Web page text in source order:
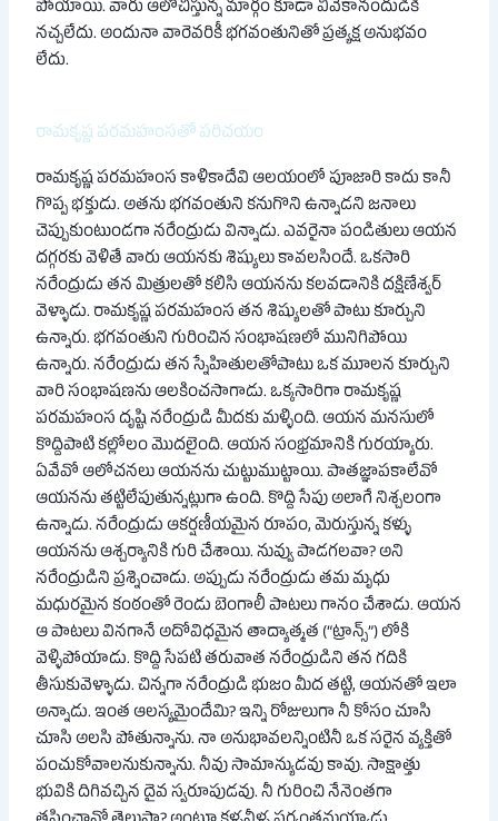
పోయాయి. వారు ఆలోచిస్తున్న మార్గం కూడా వివేకానందుడికి
నచ్చలేదు. అందునా వారెవరికీ భగవంతునితో ప్రత్యక్ష అనుభవం
లేదు.
రామకృష్ణ పరమహంసతో పరిచయం
రామకృష్ణ పరమహంస కాళికాదేవి ఆలయంలో పూజారి కాదు కానీ
గొప్ప భక్తుడు. అతను భగవంతుని కనుగొని ఉన్నాడని జనాలు
చెప్పుకుంటుండగా నరేంద్రుడు విన్నాడు. ఎవరైనా పండితులు ఆయన
దగ్గరకు వెళితే వారు ఆయనకు శిష్యులు కావలసిందే. ఒకసారి
నరేంద్రుడు తన మిత్రులతో కలిసి ఆయనను కలవడానికి దక్షిణేశ్వర్
వెళ్ళాడు. రామకృష్ణ పరమహంస తన శిష్యులతో పాటు కూర్చుని
ఉన్నారు. భగవంతుని గురించిన సంభాషణలో మునిగిపోయి
ఉన్నారు. నరేంద్రుడు తన స్నేహితులతోపాటు ఒక మూలన కూర్చుని
వారి సంభాషణను ఆలకించసాగాడు. ఒక్కసారిగా రామకృష్ణ
పరమహంస దృష్టి నరేంద్రుడి మీదకు మళ్ళింది. ఆయన మనసులో
కొద్దిపాటి కల్లోలం మొదలైంది. ఆయన సంభ్రమానికి గురయ్యారు.
ఏవేవో ఆలోచనలు ఆయనను చుట్టుముట్టాయి. పాతజ్ఞాపకాలేవో
ఆయనను తట్టిలేపుతున్నట్లుగా ఉంది. కొద్ది సేపు అలాగే నిశ్చలంగా
ఉన్నాడు. నరేంద్రుడు ఆకర్షణీయమైన రూపం, మెరుస్తున్న కళ్ళు
ఆయనను ఆశ్చర్యానికి గురి చేశాయి. నువ్వు పాడగలవా? అని
నరేంద్రుడిని ప్రశ్నించాడు. అప్పుడు నరేంద్రుడు తమ మృధు
మధురమైన కంఠంతో రెండు బెంగాలీ పాటలు గానం చేశాడు. ఆయన
ఆ పాటలు వినగానే అదోవిధమైన తాద్యాత్మత (“ట్రాన్స్”) లోకి
వెళ్ళిపోయాడు. కొద్ది సేపటి తరువాత నరేంద్రుడిని తన గదికి
తీసుకువెళ్ళాడు. చిన్నగా నరేంద్రుడి భుజం మీద తట్టి, ఆయనతో ఇలా
అన్నాడు. ఇంత ఆలస్యమైందేమి? ఇన్ని రోజులుగా నీ కోసం చూసి
చూసి అలసి పోతున్నాను. నా అనుభావలన్నింటినీ ఒక సరైన వ్యక్తితో
పంచుకోవాలనుకున్నాను. నీవు సామాన్యుడవు కావు. సాక్షాత్తు
భువికి దిగివచ్చిన దైవ స్వరూపుడవు. నీ గురించి నేనెంతగా